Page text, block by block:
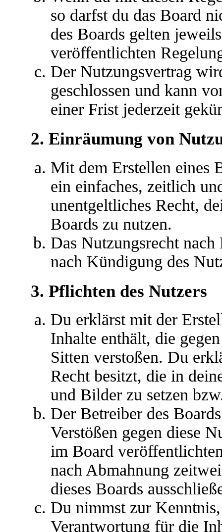
so darfst du das Board
des Boards gelten
veröffentlichten
Der Nutzungsvertrag
geschlossen und kann
einer Frist jederzeit
2. Einräumung von
Mit dem Erstellen eines
ein einfaches, zeitlich
unentgeltliches Recht,
Boards zu nutzen.
Das Nutzungsrecht
nach Kündigung des
3. Pflichten des Nutzers
Du erklärst mit der
Inhalte enthält, die
Sitten verstoßen. Du
Recht besitzt, die in
und Bilder zu setzen
Der Betreiber des
Verstößen gegen diese
im Board
nach Abmahnung
dieses Boards
Du nimmst zur
Verantwortung für die